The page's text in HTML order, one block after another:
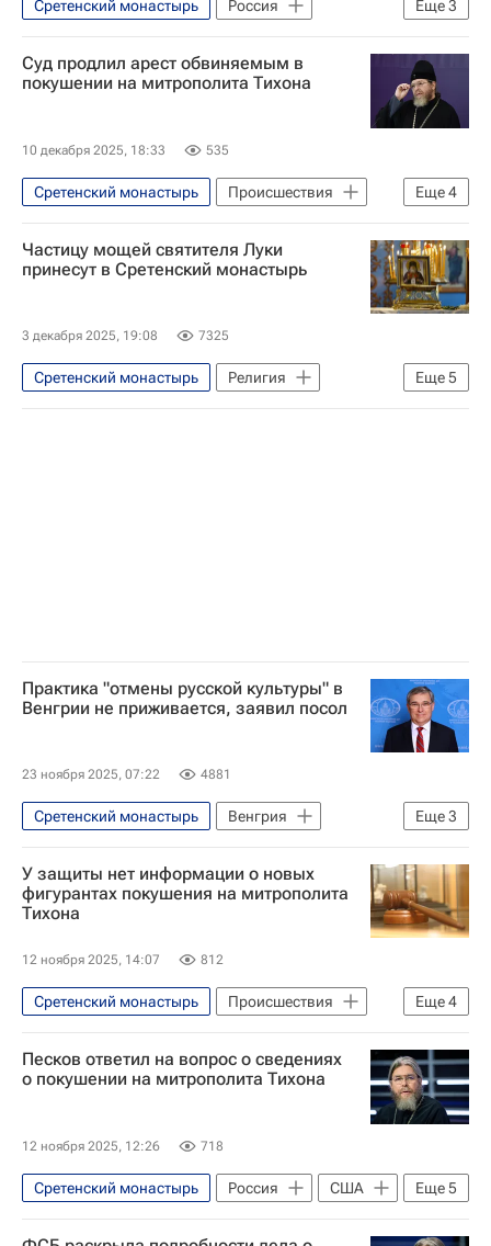
Еще3
Сретенский монастырь
Россия
Европа
Венгрия
Ольга Любимова
Суд продлил арест обвиняемым в
покушении на митрополита Тихона
10 декабря 2025, 18:33 535
Еще4
Сретенский монастырь
Происшествия
Москва
Россия
Черновцы
Частицу мощей святителя Луки
принесут в Сретенский монастырь
3 декабря 2025, 19:08 7325
Еще5
Сретенский монастырь
Религия
Симферополь
Москва
Практика "отмены русской культуры" в
Венгрии не приживается, заявил посол
23 ноября 2025, 07:22 4881
Еще3
Сретенский монастырь
Венгрия
Будапешт
Россия
Людмила Зыкина
У защиты нет информации о новых
фигурантах покушения на митрополита
Тихона
12 ноября 2025, 14:07 812
Еще4
Сретенский монастырь
Происшествия
Россия
Москва
Киев
Песков ответил на вопрос о сведениях
о покушении на митрополита Тихона
12 ноября 2025, 12:26 718
Еще5
Сретенский монастырь Россия
США
Москва
Дмитрий Песков